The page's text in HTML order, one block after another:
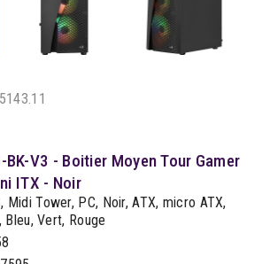
BK-V3 - Boitier Moyen Tour Gamer
ITX - Noir
Midi Tower, PC, Noir, ATX, micro ATX,
Bleu, Vert, Rouge